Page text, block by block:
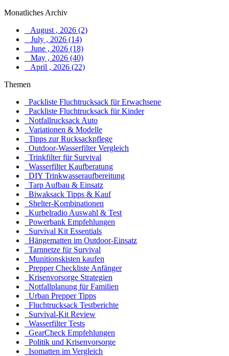
Monatliches Archiv
August , 2026 (2)
July , 2026 (14)
June , 2026 (18)
May , 2026 (40)
April , 2026 (22)
Themen
Packliste Fluchtrucksack für Erwachsene
Packliste Fluchtrucksack für Kinder
Notfallrucksack Auto
Variationen & Modelle
Tipps zur Rucksackpflege
Outdoor-Wasserfilter Vergleich
Trinkfilter für Survival
Wasserfilter Kaufberatung
DIY Trinkwasseraufbereitung
Tarp Aufbau & Einsatz
Biwaksack Tipps & Kauf
Shelter-Kombinationen
Kurbelradio Auswahl & Test
Powerbank Empfehlungen
Survival Kit Essentials
Hängematten im Outdoor-Einsatz
Tarnnetze für Survival
Munitionskisten kaufen
Prepper Checkliste Anfänger
Krisenvorsorge Strategien
Notfallplanung für Familien
Urban Prepper Tipps
Fluchtrucksack Testberichte
Survival-Kit Review
Wasserfilter Tests
GearCheck Empfehlungen
Politik und Krisenvorsorge
Isomatten im Vergleich